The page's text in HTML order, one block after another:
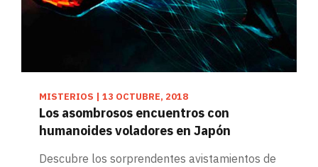
MISTERIOS 13 OCTUBRE, 2018
Los asombrosos encuentros con
humanoides voladores en Japón
Descubre los sorprendentes avistamientos de